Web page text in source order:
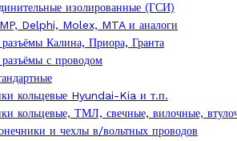
изолированные (ГСИ)
Delphi, Molex, MTA и аналоги
Калина, Приора, Гранта
с проводом
кольцевые Hyundai-Kia и т.п.
кольцевые, ТМЛ, свечные, вилочные,
и чехлы в/вольтных проводов